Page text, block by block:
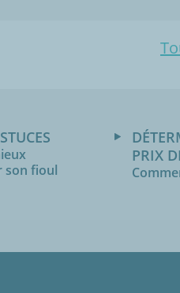
son fioul
PRIX